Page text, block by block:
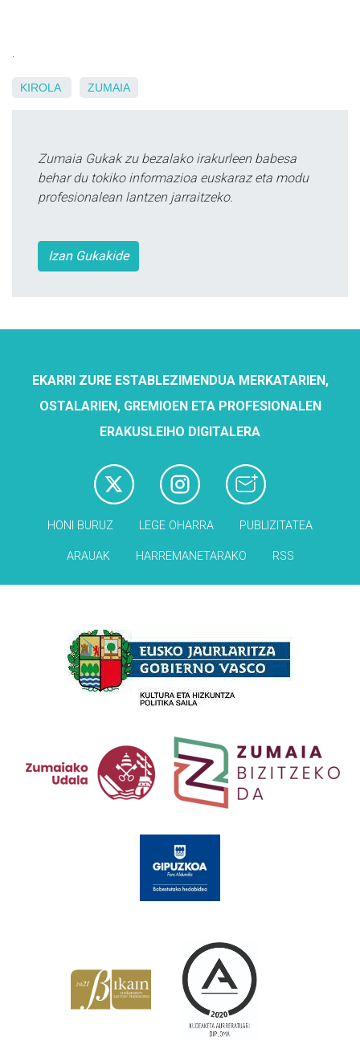
.
KIROLA ZUMAIA
Zumaia Gukak zu bezalako irakurleen babesa
behar du tokiko informazioa euskaraz eta modu
profesionalean lantzen jarraitzeko.
Izan Gukakide
EKARRI ZURE ESTABLEZIMENDUA MERKATARIEN,
OSTALARIEN, GREMIOEN ETA PROFESIONALEN
ERAKUSLEIHO DIGITALERA
HONI BURUZ LEGE OHARRA PUBLIZITATEA
ARAUAK HARREMANETARAKO RSS